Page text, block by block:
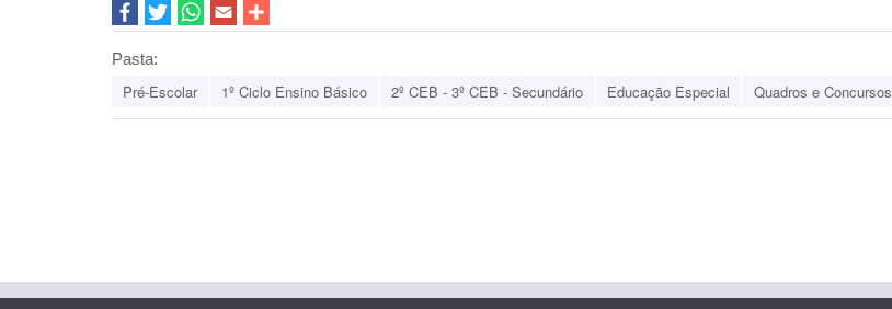
Pasta:
Pré-Escolar 1º Ciclo Ensino Básico 2º CEB - 3º CEB - Secundário Educação Especial Quadros e Concursos